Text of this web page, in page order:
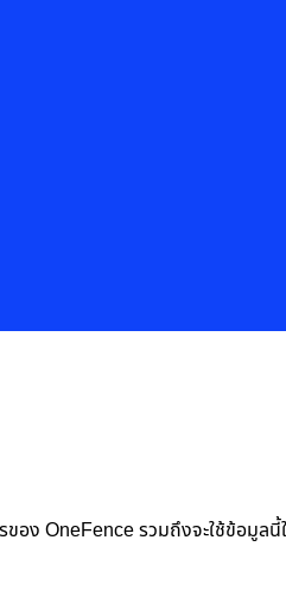
อง OneFence รวมถึงจะใช้ข้อมูล